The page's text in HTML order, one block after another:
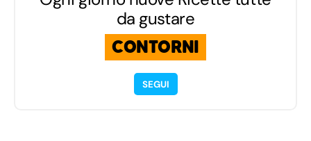
da gustare
CONTORNI
SEGUI